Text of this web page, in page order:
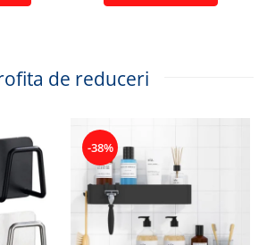
de reduceri
-38%